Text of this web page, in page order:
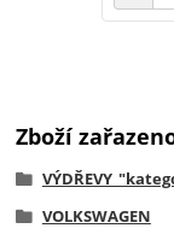
Zboží
VOLKSWAGEN